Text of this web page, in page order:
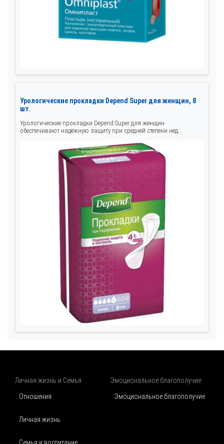
Урологические прокладки Depend Super для женщин, 8
шт.
Урологические прокладки Depend Super для женщин
обеспечивают надёжную защиту при средней степени нед...
Личная жизнь и Семья
Отношения
Личная жизнь
Семья и воспитание
Эмоциональное благополучие
Эмоциональное благополучие